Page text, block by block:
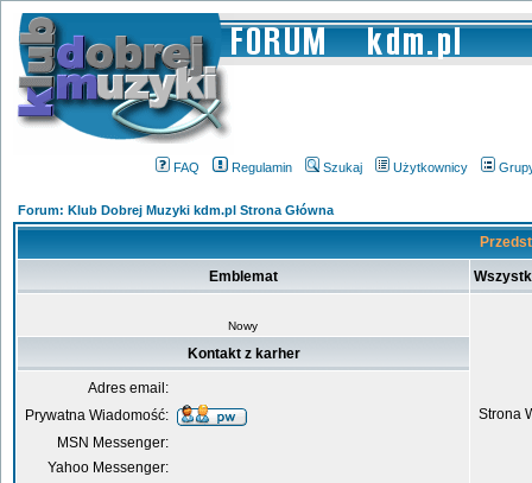
FAQ Regulamin Szukaj Użytkownicy
Forum: Klub Dobrej Muzyki kdm.pl Strona Główna
Emblemat
Nowy
Strona
Kontakt z karher
Adres email:
Prywatna Wiadomość:
MSN Messenger:
Yahoo Messenger: